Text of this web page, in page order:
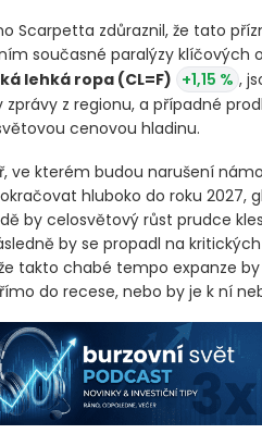
Scarpetta zdůraznil, že tato
současné paralýzy klíčových
lehká ropa(CL=F) +1,15 % ,
z regionu, a případné
cenovou hladinu.
ve kterém budou narušení
hluboko do roku 2027,
by celosvětový růst prudce
by se propadl na
takto chabé tempo expanze
do recese, nebo by je k ní